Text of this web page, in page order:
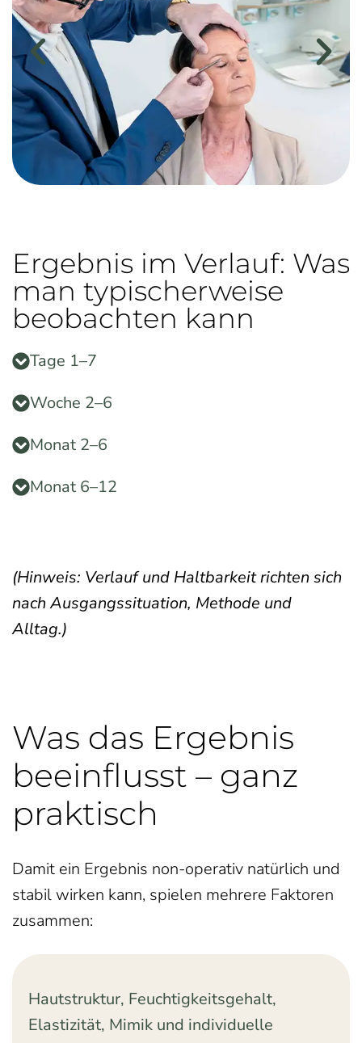
Ergebnis im Verlauf: Was
man typischerweise
beobachten kann
Tage 1–7
Woche 2–6
Monat 2–6
Monat 6–12
(Hinweis: Verlauf und Haltbarkeit richten sich
nach Ausgangssituation, Methode und
Alltag.)
Was das Ergebnis
beeinflusst – ganz
praktisch
Damit ein Ergebnis non-operativ natürlich und
stabil wirken kann, spielen mehrere Faktoren
zusammen:
Hautstruktur, Feuchtigkeitsgehalt,
Elastizität, Mimik und individuelle